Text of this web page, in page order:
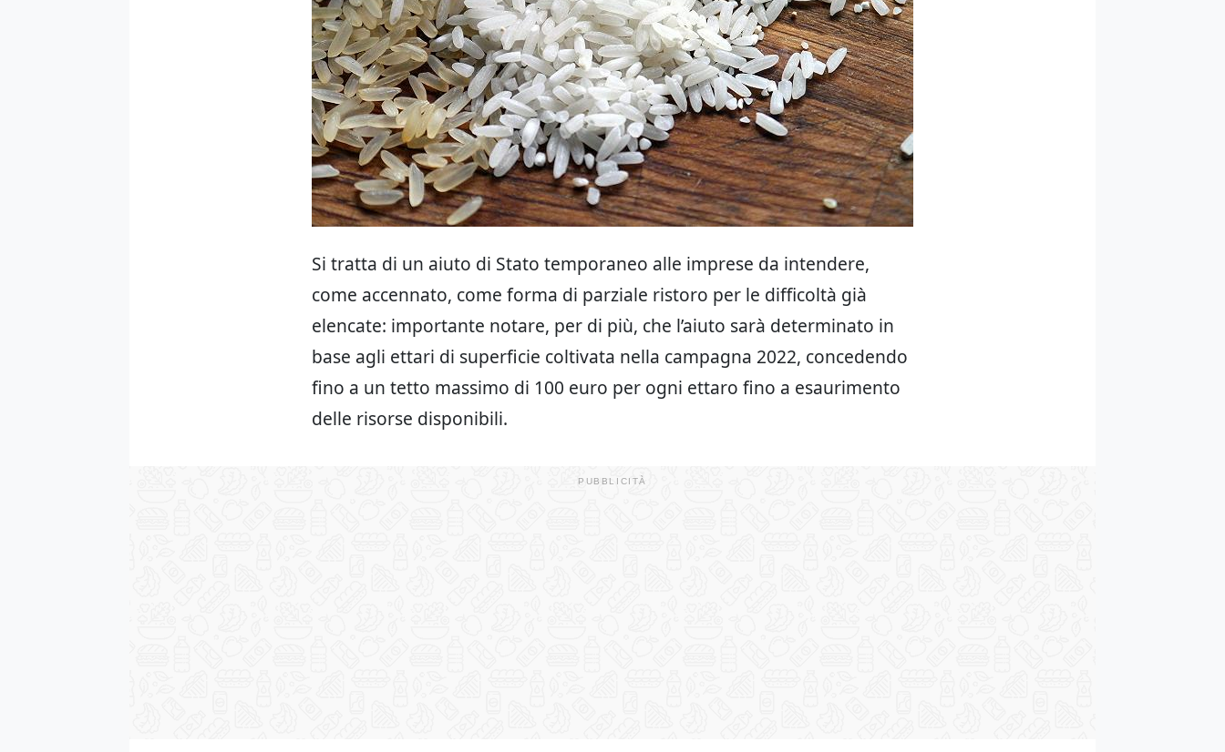
Si tratta di un aiuto di Stato temporaneo alle imprese da intendere,
come accennato, come forma di parziale ristoro per le difficoltà già
elencate: importante notare, per di più, che l’aiuto sarà determinato in
base agli ettari di superficie coltivata nella campagna 2022, concedendo
fino a un tetto massimo di 100 euro per ogni ettaro fino a esaurimento
delle risorse disponibili.